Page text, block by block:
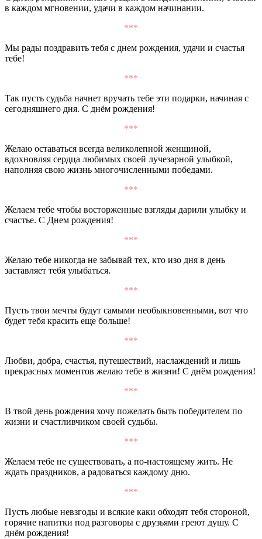
в каждом мгновении, удачи в каждом начинании.
***
Мы рады поздравить тебя с днем рождения, удачи и счастья
тебе!
***
Так пусть судьба начнет вручать тебе эти подарки, начиная с
сегодняшнего дня. С днём рождения!
***
Желаю оставаться всегда великолепной женщиной,
вдохновляя сердца любимых своей лучезарной улыбкой,
наполняя свою жизнь многочисленными победами.
***
Желаем тебе чтобы восторженные взгляды дарили улыбку и
счастье. С Днем рождения!
***
Желаю тебе никогда не забывай тех, кто изо дня в день
заставляет тебя улыбаться.
***
Пусть твои мечты будут самыми необыкновенными, вот что
будет тебя красить еще больше!
***
Любви, добра, счастья, путешествий, наслаждений и лишь
прекрасных моментов желаю тебе в жизни! С днём рождения!
***
В твой день рождения хочу пожелать быть победителем по
жизни и счастливчиком своей судьбы.
***
Желаем тебе не существовать, а по-настоящему жить. Не
ждать праздников, а радоваться каждому дню.
***
Пусть любые невзгоды и всякие каки обходят тебя стороной,
горячие напитки под разговоры с друзьями греют душу. С
днём рождения!